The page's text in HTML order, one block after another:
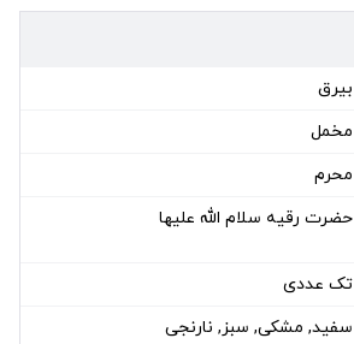
بیرق
مخمل
محرم
حضرت رقیه سلام الله علیها
تک عددی
سفید, مشکی, سبز, نارنجی